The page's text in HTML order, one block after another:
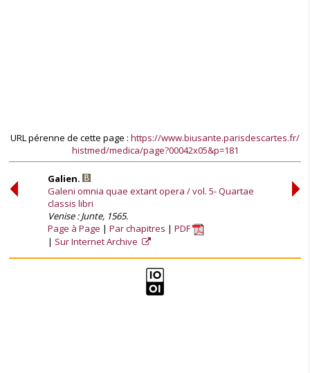
URL pérenne de cette page : https://www.biusante.parisdescartes.fr/
histmed/medica/page?00042x05&p=181
Galien.
Galeni omnia quae extant opera / vol. 5- Quartae
classis libri
Venise : Junte, 1565.
Page à Page
Par chapitres
PDF
Sur Internet Archive